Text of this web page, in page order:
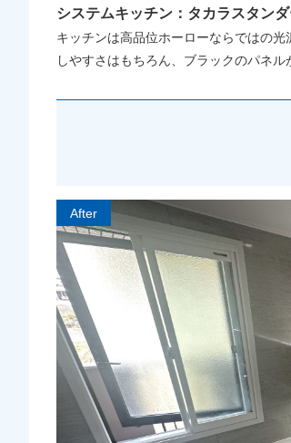
システムキッチン：タカラスタン
キッチンは高品位ホーローならではの
しやすさはもちろん、ブラックのパネ
After